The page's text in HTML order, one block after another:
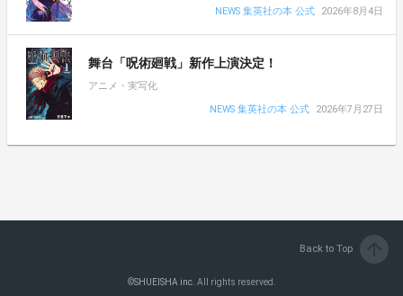
NEWS 集英社の本 公式
2026年8月4日
舞台「呪術廻戦」新作上演決定！
アニメ・実写化
NEWS 集英社の本 公式
2026年7月27日
Back to Top
©SHUEISHA inc. All rights reserved.